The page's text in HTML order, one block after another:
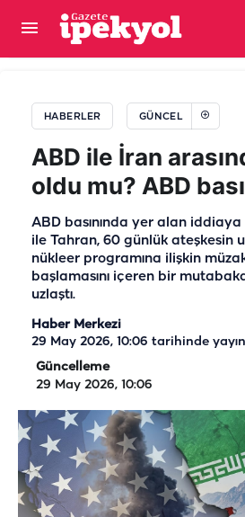
HABERLER GÜNCEL
ABD ile İran
oldu mu? ABD
ABD basınında yer alan
ile Tahran, 60 günlük ateşkesin
nükleer programına ilişkin
başlamasını içeren bir
uzlaştı.
Haber Merkezi
29 May 2026, 10:06 tarihinde
Güncelleme
29 May 2026, 10:06
Şanlıurfa’da iki grup arasında